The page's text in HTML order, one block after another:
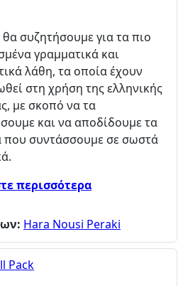
θα συζητήσουμε για τα πιο
γραμματικά και
λάθη, τα οποία έχουν
στη χρήση της ελληνικής
με σκοπό να τα
και να αποδίδουμε τα
που συντάσσουμε σε σωστά
περισσότερα
Hara Nousi Peraki
Pack